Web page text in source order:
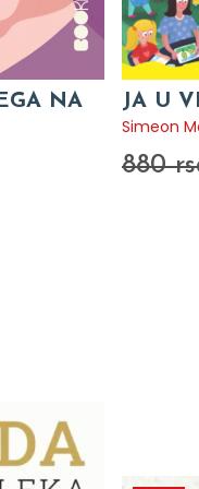
NA
JA U
Simeon
880